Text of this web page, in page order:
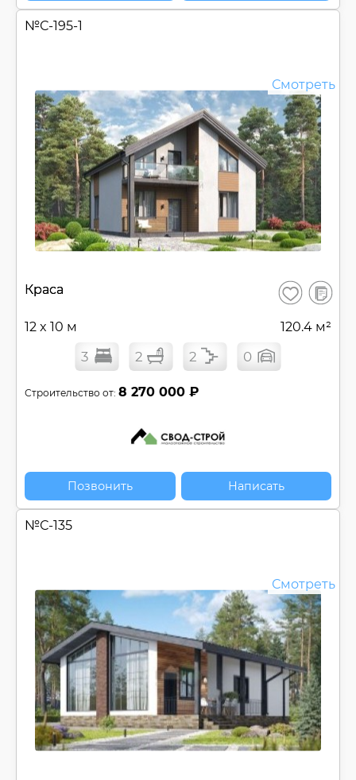
№С-195-1
Смотреть
Краса Сохранить
В
12 x 10 м 120.4 м²
3 2 2 0
Строительство от: 8 270 000 ₽
Позвонить Написать
№С-135
Смотреть